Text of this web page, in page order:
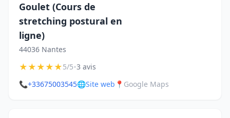
Goulet (Cours de
stretching postural en
ligne)
44036 Nantes
★★★★★5/5•3 avis
📞+33675003545🌐Site web 📍 Google Maps